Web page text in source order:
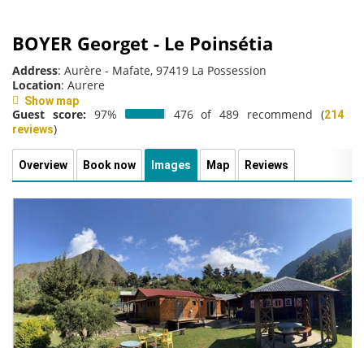
BOYER Georget - Le Poinsétia
Address: Aurère - Mafate, 97419 La Possession
Location: Aurere
Show map
Guest score: 97% 476 of 489 recommend (214
reviews)
Overview Book now Images Map Reviews